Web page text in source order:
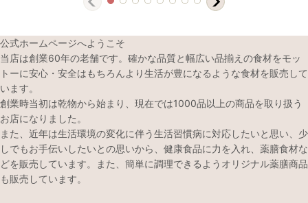
公式ホームページへようこそ
当店は創業60年の老舗です。確かな品質と幅広い品揃えの食材をモッ
トーに安心・安全はもちろんより生活が豊になるような食材を販売して
います。
創業時当初は乾物から始まり、現在では1000品以上の商品を取り扱う
お店になりました。
また、近年は生活環境の変化に伴う生活習慣病に対応したいと思い、少
しでもお手伝いしたいとの思いから、健康食品に力を入れ、薬膳食材な
どを販売しています。また、簡単に調理できるようオリジナル薬膳商品
も販売しています。